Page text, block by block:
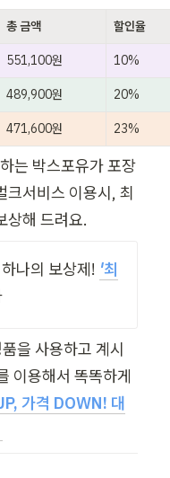
총 금액 할인율
551,100원 10%
489,900원 20%
471,600원 23%
는 박스포유가 포장
크서비스 이용시, 최
상해 드려요.
나의 보상제! '최
을 사용하고 계시
이용해서 똑똑하게
가격 DOWN! 대